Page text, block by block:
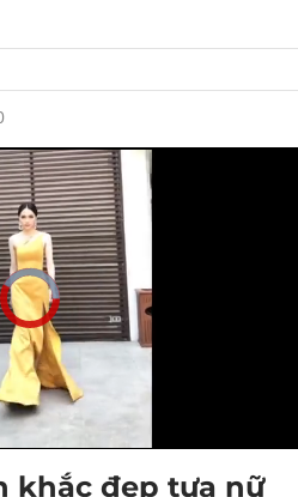
khắc đẹp tựa nữ